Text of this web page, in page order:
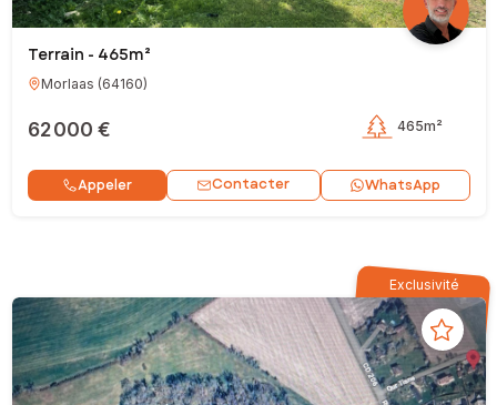
Terrain - 465m²
Morlaas (64160)
62 000 € 465m²
Appeler Contacter WhatsApp
Exclusivité